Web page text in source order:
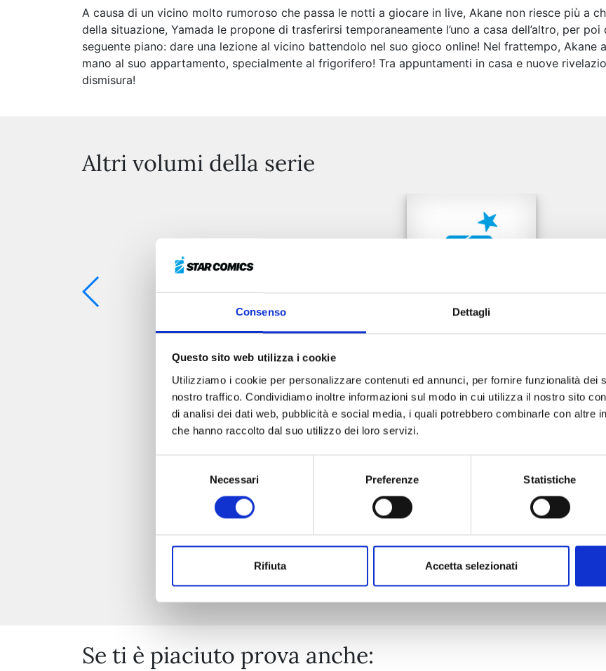
Consenso Dettagli
Questo sito web utilizza i cookie
Utilizziamo i cookie per personalizzare contenuti ed annunci, per fornire funzionalità dei
nostro traffico. Condividiamo inoltre informazioni sul modo in cui utilizza il nostro sito
di analisi dei dati web, pubblicità e social media, i quali potrebbero combinarle con altre
che hanno raccolto dal suo utilizzo dei loro servizi.
Necessari Preferenze Statistiche
Rifiuta Accetta selezionati
A causa di un vicino molto rumoroso che passa le notti a giocare in live, Akane non riesce più a
della situazione, Yamada le propone di trasferirsi temporaneamente l’uno a casa dell’altro, per
seguente piano: dare una lezione al vicino battendolo nel suo gioco online! Nel frattempo, Akane
mano al suo appartamento, specialmente al frigorifero! Tra appuntamenti in casa e nuove
dismisura!
Altri volumi della serie
MY LOVE STORY WITH YAMADA-KUN AT LV999 n.
€ 7,50
Mostra tutto
Se ti è piaciuto prova anche: